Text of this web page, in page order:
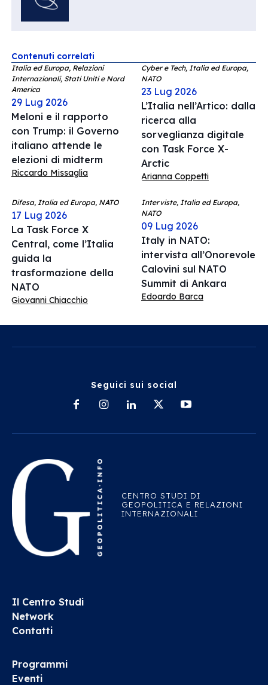
Contenuti correlati
Italia ed Europa, Relazioni
Internazionali, Stati Uniti e Nord
America
29 Lug 2026
Meloni e il rapporto
con Trump: il Governo
italiano attende le
elezioni di midterm
Riccardo Missaglia
Cyber e Tech, Italia ed Europa,
NATO
23 Lug 2026
L’Italia nell’Artico: dalla
ricerca alla
sorveglianza digitale
con Task Force X-
Arctic
Arianna Coppetti
Difesa, Italia ed Europa, NATO
17 Lug 2026
La Task Force X
Central, come l’Italia
guida la
trasformazione della
NATO
Giovanni Chiacchio
Interviste, Italia ed Europa,
NATO
09 Lug 2026
Italy in NATO:
intervista all’Onorevole
Calovini sul NATO
Summit di Ankara
Edoardo Barca
Seguici sui social
CENTRO STUDI DI
GEOPOLITICA E RELAZIONI
INTERNAZIONALI
Il Centro Studi
Network
Contatti
Programmi
Eventi